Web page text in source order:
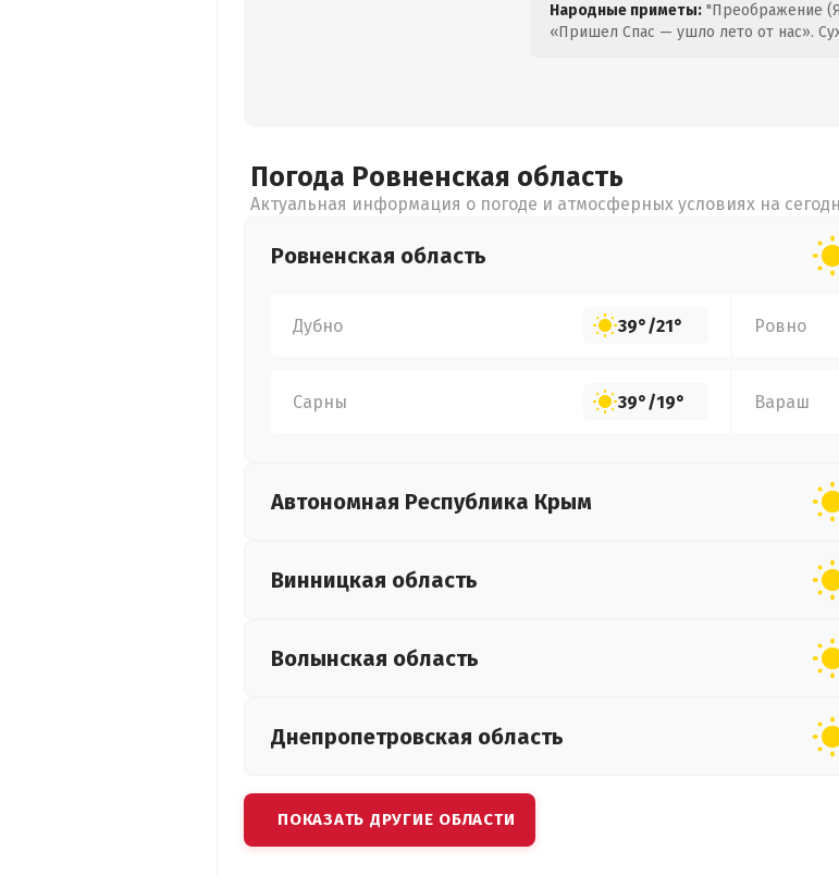
Народные приметы: "Преображение
«Пришел Спас — ушло лето от нас».
Погода Ровненская область
Актуальная информация о погоде и атмосферных условиях на
Ровненская область
Дубно 39°/21° Ровно
Сарны 39°/19° Вараш
Автономная Республика Крым
Винницкая область
Волынская область
Днепропетровская область
ПОКАЗАТЬ ДРУГИЕ ОБЛАСТИ